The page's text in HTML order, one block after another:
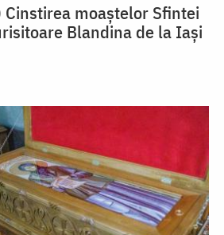
Cinstirea moaștelor Sfintei
Blandina de la Iași